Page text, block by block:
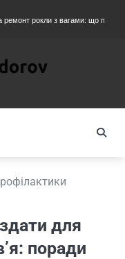
з вагами: що потрібно знати
для
поради